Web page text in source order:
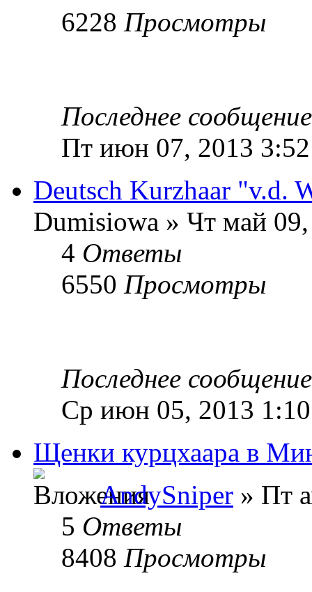
6228 Просмотры
Последнее
Пт июн 07, 2013
Deutsch Kurzhaar "v.d.
Dumisiowa » Чт май
4 Ответы
6550 Просмотры
Последнее
Ср июн 05, 2013
Щенки курцхаара в
AndySniper » Пт
5 Ответы
8408 Просмотры